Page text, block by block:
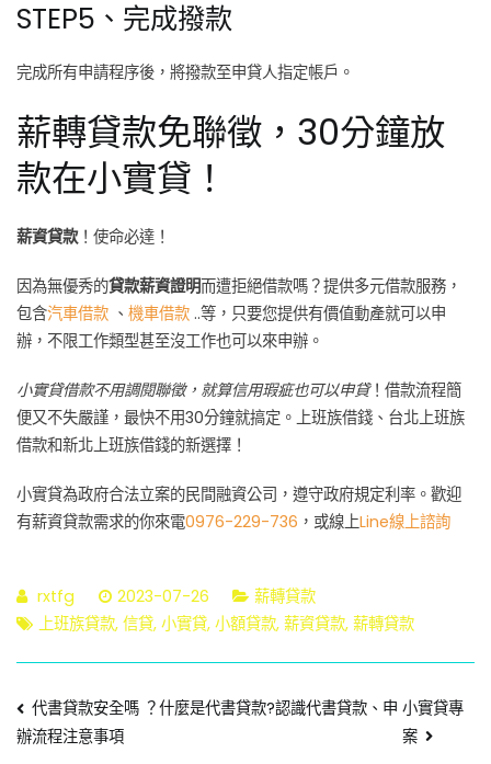
STEP5、完成撥款
完成所有申請程序後，將撥款至申貸人指定帳戶。
薪轉貸款免聯徵，30分鐘放
款在小實貸！
薪資貸款！使命必達！
因為無優秀的貸款薪資證明而遭拒絕借款嗎？提供多元借款服務，
包含汽車借款 、 機車借款 ..等，只要您提供有價值動產就可以申
辦，不限工作類型甚至沒工作也可以來申辦。
小實貸借款不用調閱聯徵，就算信用瑕疵也可以申貸！借款流程簡
便又不失嚴謹，最快不用30分鐘就搞定。上班族借錢、台北上班族
借款和新北上班族借錢的新選擇！
小實貸為政府合法立案的民間融資公司，遵守政府規定利率。歡迎
有薪資貸款需求的你來電0976-229-736 ，或線上Line線上諮詢
rxtfg 2023-07-26
薪轉貸款
上班族貸款, 信貸, 小實貸, 小額貸款, 薪資貸款, 薪轉貸款
文代書貸款安全嗎 ？什麼是代書貸款?認識代書貸款、申
辦流程注意事項
小實貸專
案